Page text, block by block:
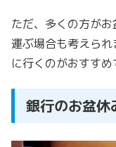
ただ、多くの方が
運ぶ場合も考えら
に行くのがおすすめ
銀行のお盆